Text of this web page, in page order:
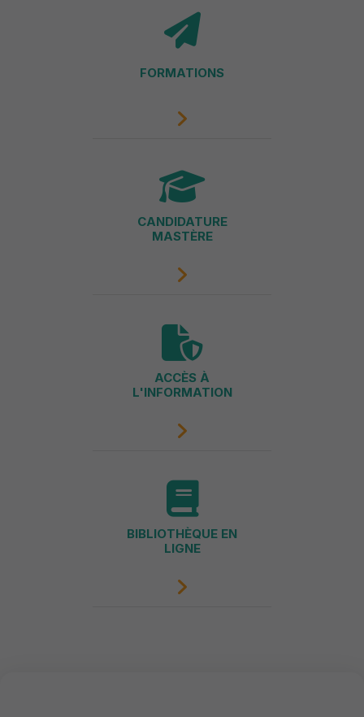
FORMATIONS
CANDIDATURE
MASTÈRE
ACCÈS À
L'INFORMATION
BIBLIOTHÈQUE EN
LIGNE